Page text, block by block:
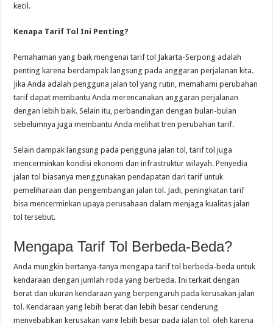
kecil.
Kenapa Tarif Tol Ini Penting?
Pemahaman yang baik mengenai tarif tol Jakarta-Serpong adalah
penting karena berdampak langsung pada anggaran perjalanan kita.
Jika Anda adalah pengguna jalan tol yang rutin, memahami perubahan
tarif dapat membantu Anda merencanakan anggaran perjalanan
dengan lebih baik. Selain itu, perbandingan dengan bulan-bulan
sebelumnya juga membantu Anda melihat tren perubahan tarif.
Selain dampak langsung pada pengguna jalan tol, tarif tol juga
mencerminkan kondisi ekonomi dan infrastruktur wilayah. Penyedia
jalan tol biasanya menggunakan pendapatan dari tarif untuk
pemeliharaan dan pengembangan jalan tol. Jadi, peningkatan tarif
bisa mencerminkan upaya perusahaan dalam menjaga kualitas jalan
tol tersebut.
Mengapa Tarif Tol Berbeda-Beda?
Anda mungkin bertanya-tanya mengapa tarif tol berbeda-beda untuk
kendaraan dengan jumlah roda yang berbeda. Ini terkait dengan
berat dan ukuran kendaraan yang berpengaruh pada kerusakan jalan
tol. Kendaraan yang lebih berat dan lebih besar cenderung
menyebabkan kerusakan yang lebih besar pada jalan tol, oleh karena